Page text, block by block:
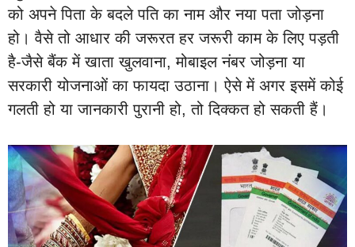
को अपने पिता के बदले पति का नाम और नया पता जोड़ना
हो। वैसे तो आधार की जरूरत हर जरूरी काम के लिए पड़ती
है-जैसे बैंक में खाता खुलवाना, मोबाइल नंबर जोड़ना या
सरकारी योजनाओं का फायदा उठाना। ऐसे में अगर इसमें कोई
गलती हो या जानकारी पुरानी हो, तो दिक्कत हो सकती हैं।